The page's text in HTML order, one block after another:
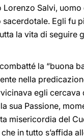
Lorenzo Salvi,
sacerdotale. Egli fu
la vita di seguire
la “buona
nella
egli cercava
sua Passione,
misericordia del
in tutto s’affida